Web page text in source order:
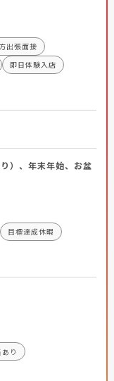
出張面接
即日体験入店
）、年末年始、お盆
目標達成休暇
り